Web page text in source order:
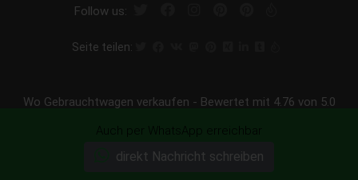
Follow us:
Seite teilen:
Wo Gebrauchtwagen verkaufen - Bewertet mit 4.76 von 5.0
Punkten basierend auf
Bewertungen
Auch per WhatsApp erreichbar
direkt Nachricht schreiben